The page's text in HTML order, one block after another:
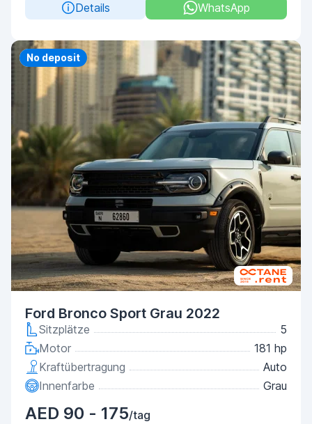
Details
WhatsApp
Priority
No deposit
Ford Bronco Sport Grau 2022
Sitzplätze
5
Motor
181 hp
Kraftübertragung
Auto
Innenfarbe
Grau
AED 90 - 175/tag